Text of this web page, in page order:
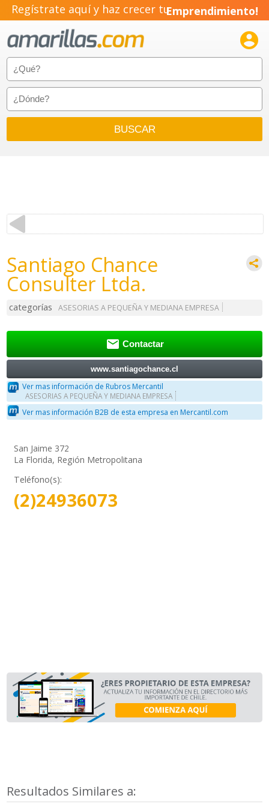
Regístrate aquí y haz crecer tuEmprendimiento!

Santiago Chance
Consulter Ltda.
categorías ASESORIAS A PEQUEÑA Y MEDIANA EMPRESA
 Contactar
www.santiagochance.cl
Ver mas información de Rubros Mercantil
ASESORIAS A PEQUEÑA Y MEDIANA EMPRESA
Ver mas información B2B de esta empresa en Mercantil.com
San Jaime 372
La Florida, Región Metropolitana
Teléfono(s):
(2)24936073
Resultados Similares a: